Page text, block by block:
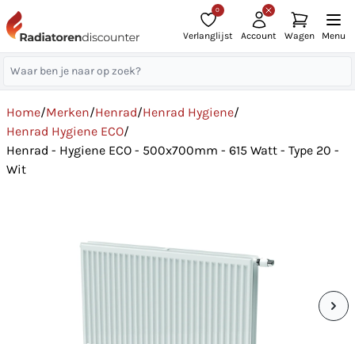
0
Verlanglijst Account Wagen Menu
Home/Merken/Henrad/Henrad Hygiene/
Henrad Hygiene ECO/
Henrad - Hygiene ECO - 500x700mm - 615 Watt - Type 20 -
Wit